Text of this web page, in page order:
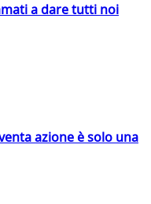
a dare tutti noi
azione è solo una